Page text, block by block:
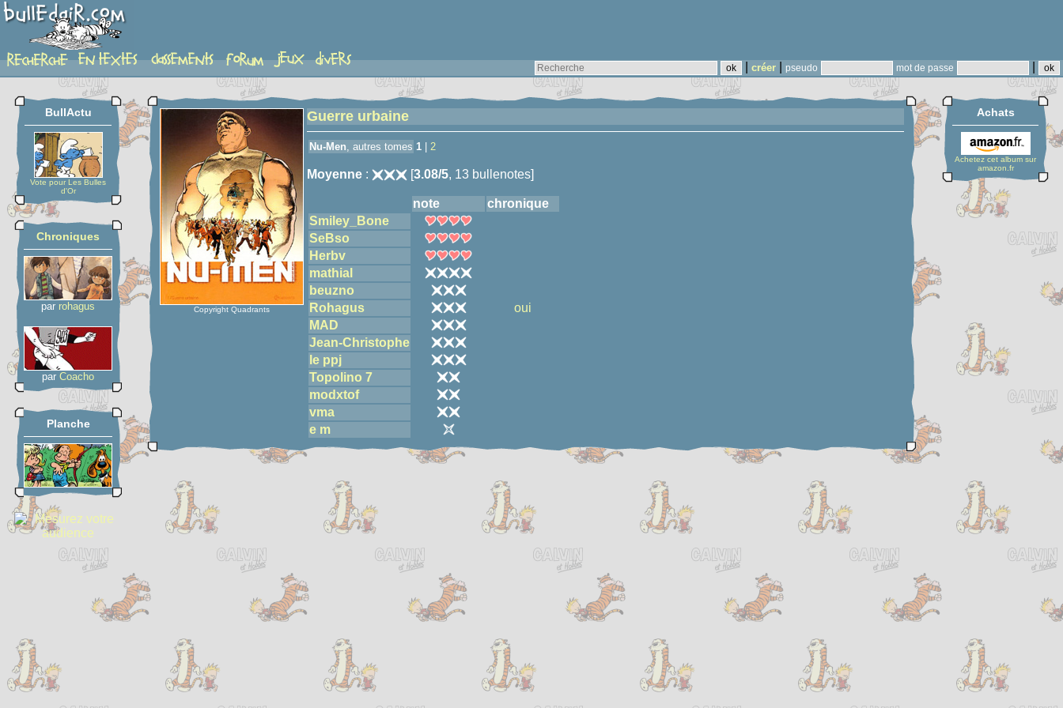
créer pseudo mot de passe
detail-etoiles
BullActu
Vote pour Les Bulles
d'Or
Chroniques
par rohagus
par Coacho
Planche
Copyright Quadrants
Guerre urbaine
Nu-Men, autres tomes 1 2
Moyenne : [3.08/5, 13 bullenotes]
note
chronique
Smiley_Bone
SeBso
Herbv
mathial
beuzno
Rohagus
oui
MAD
Jean-Christophe
le ppj
Topolino 7
modxtof
vma
e m
Achats
Achetez cet album sur
amazon.fr